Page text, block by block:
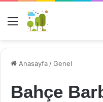
Menü
Anasayfa /Genel
Bahçe